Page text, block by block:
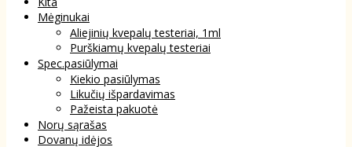
Mėginukai
Aliejinių kvepalų testeriai, 1ml
Purškiamų kvepalų testeriai
Spec.pasiūlymai
Kiekio pasiūlymas
Likučių išpardavimas
Pažeista pakuotė
Norų sąrašas
Dovanų idėjos